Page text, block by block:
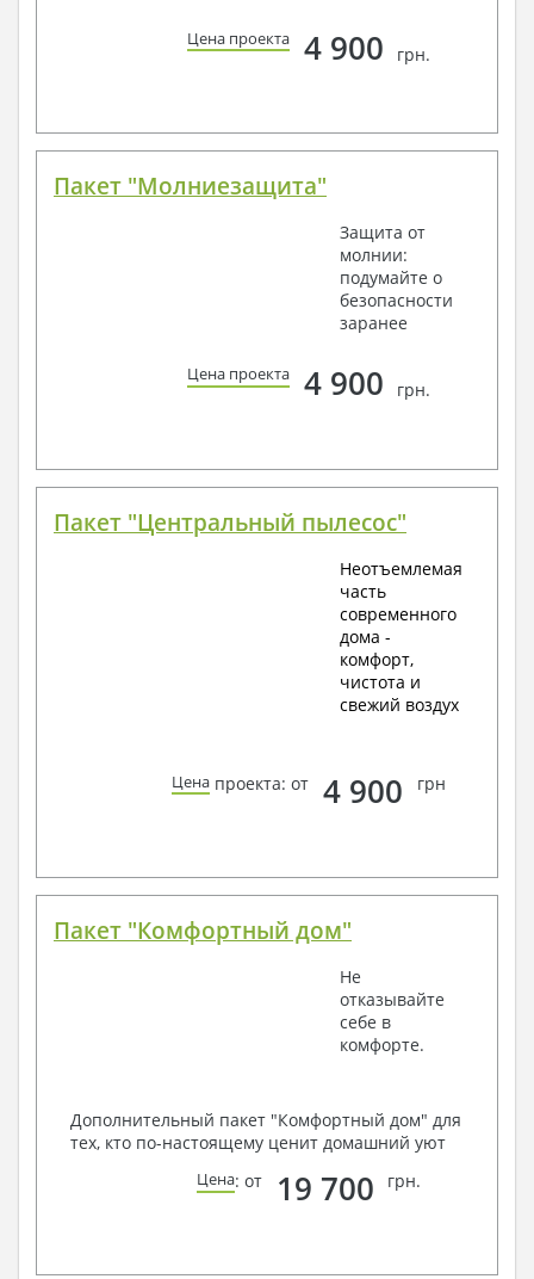
Цена проекта 4 900 грн.
Пакет "Молниезащита"
Защита от
молнии:
подумайте о
безопасности
заранее
Цена проекта 4 900 грн.
Пакет "Центральный пылесос"
Неотъемлемая
часть
современного
дома -
комфорт,
чистота и
свежий воздух
Цена проекта: от 4 900 грн
Пакет "Комфортный дом"
Не
отказывайте
себе в
комфорте.
Дополнительный пакет "Комфортный дом" для
тех, кто по-настоящему ценит домашний уют
Цена: от 19 700 грн.